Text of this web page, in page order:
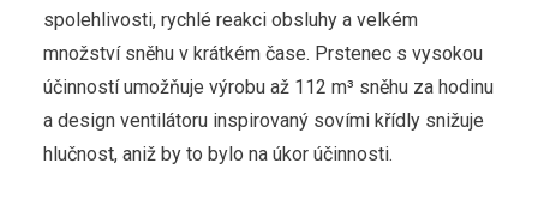
spolehlivosti, rychlé reakci obsluhy a velkém
množství sněhu v krátkém čase. Prstenec s vysokou
účinností umožňuje výrobu až 112 m³ sněhu za hodinu
a design ventilátoru inspirovaný sovími křídly snižuje
hlučnost, aniž by to bylo na úkor účinnosti.